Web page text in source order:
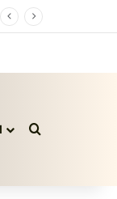
Arama yap